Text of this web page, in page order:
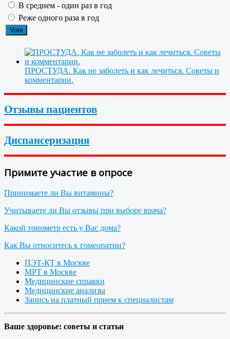
В среднем - один раз в год
Реже одного раза в год
ПРОСТУДА. Как не заболеть и как лечиться. Советы и
комментарии.
Отзывы пациентов
Диспансеризация
Примите участие в опросе
Принимаете ли Вы витамины?
Учитываете ли Вы отзывы при выборе врача?
Какой тонометр есть у Вас дома?
Как Вы относитесь к гомеопатии?
ПЭТ-КТ в Москве
МРТ в Москве
Медицинские справки
Медицинские анализы
Запись на платный прием к специалистам
Ваше здоровье: советы и статьи